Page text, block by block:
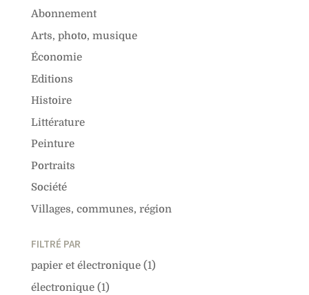
Abonnement
Arts, photo, musique
Économie
Editions
Histoire
Littérature
Peinture
Portraits
Société
Villages, communes, région
FILTRÉ PAR
papier et électronique (1)
électronique (1)